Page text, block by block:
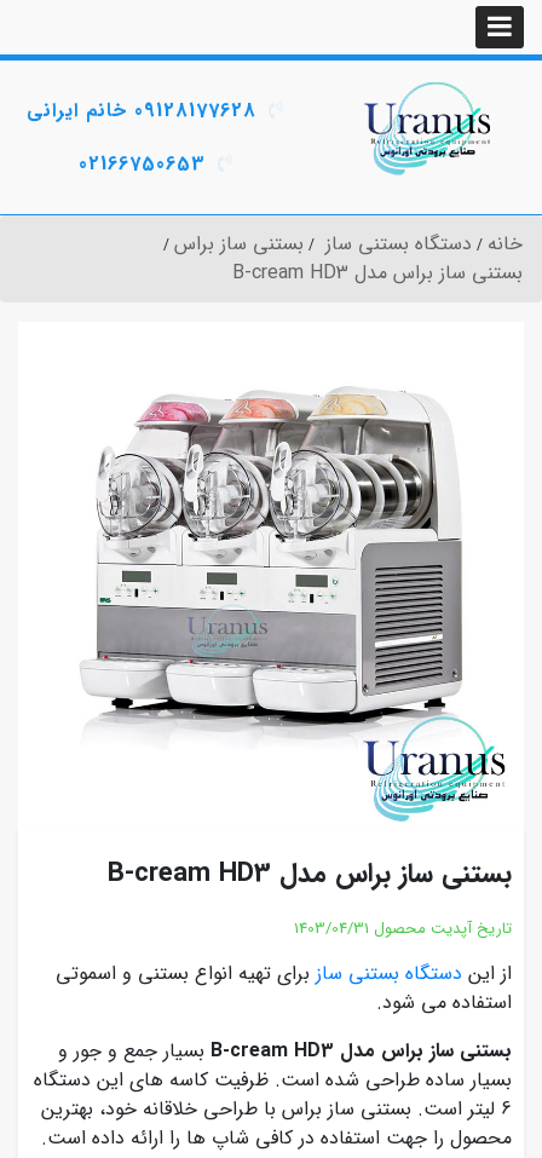
09128177628 خانم ایرانی
02166750653
خانه دستگاه بستنی ساز
بستنی ساز براس
بستنی ساز براس مدل B-cream HD3
بستنی ساز براس مدل B-cream HD3
تاریخ آپدیت محصول 1403/04/31
از این دستگاه بستنی ساز برای تهیه انواع بستنی و اسموتی
استفاده می شود.
بستنی ساز براس مدل B-cream HD3
بسیار جمع و جور و
بسیار ساده طراحی شده است. ظرفیت کاسه های این دستگاه
6 لیتر است. بستنی ساز براس با طراحی خلاقانه خود، بهترین
محصول را جهت استفاده در کافی شاپ ها را ارائه داده است.